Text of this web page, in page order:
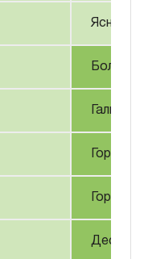
Горец
Горец